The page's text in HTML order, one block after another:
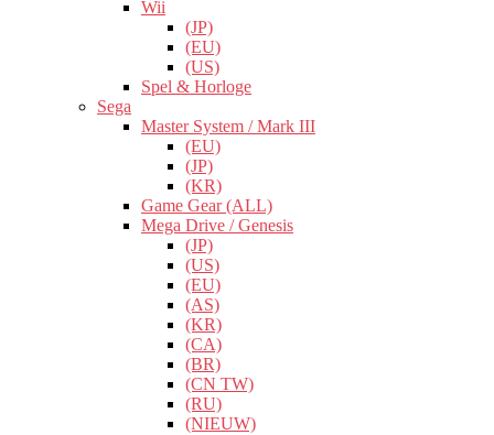
Wii
(JP)
(EU)
(US)
Spel & Horloge
Sega
Master System / Mark III
(EU)
(JP)
(KR)
Game Gear (ALL)
Mega Drive / Genesis
(JP)
(US)
(EU)
(AS)
(KR)
(CA)
(BR)
(CN TW)
(RU)
(NIEUW)